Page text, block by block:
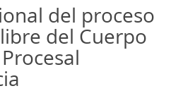
del proceso
del Cuerpo